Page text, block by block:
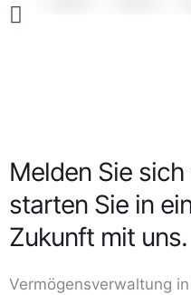
Melden Sie
starten Sie in
Zukunft mit uns.
Vermögensverwaltung